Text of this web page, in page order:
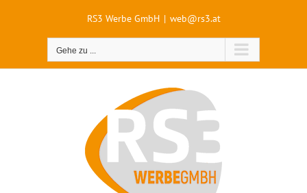
RS3 Werbe GmbH | web@rs3.at
Gehe zu ...